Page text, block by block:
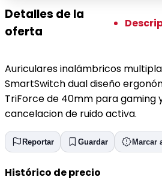
Detalles de la
oferta
Auriculares inalámbricos
SmartSwitch dual diseño
TriForce de 40mm para gaming
cancelacion de ruido activa.
Reportar Guardar Marcar
Histórico de precio